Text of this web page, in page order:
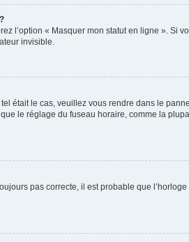
l’option « Masquer mon statut en ligne ». Si
invisible.
était le cas, veuillez vous rendre dans le
le réglage du fuseau horaire, comme la
pas correcte, il est probable que